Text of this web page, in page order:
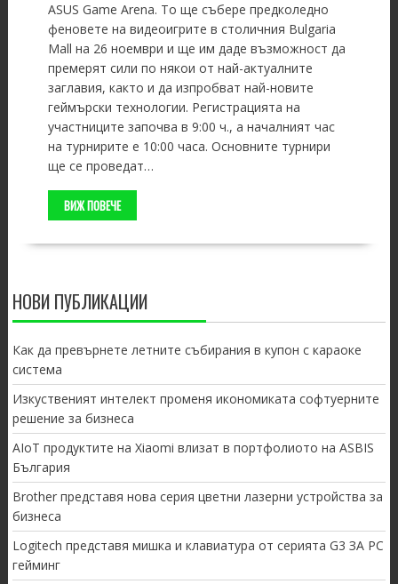
ASUS Game Arena. То ще събере предколедно
феновете на видеоигрите в столичния Bulgaria
Mall на 26 ноември и ще им даде възможност да
премерят сили по някои от най-актуалните
заглавия, както и да изпробват най-новите
геймърски технологии. Регистрацията на
участниците започва в 9:00 ч., а началният час
на турнирите е 10:00 часа. Основните турнири
ще се проведат…
ВИЖ ПОВЕЧЕ
НОВИ ПУБЛИКАЦИИ
Как да превърнете летните събирания в купон с караоке
система
Изкуственият интелект променя икономиката софтуерните
решение за бизнеса
AIoT продуктите на Xiaomi влизат в портфолиото на ASBIS
България
Brother представя нова серия цветни лазерни устройства за
бизнеса
Logitech представя мишка и клавиатура от серията G3 ЗА PC
гейминг